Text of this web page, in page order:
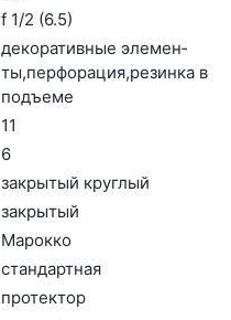
f 1/2 (6.5)
де­кора­тив­ные эле­мен­
ты,пер­фо­рация,ре­зин­ка в
подъ­еме
11
6
зак­ры­тый круг­лый
зак­ры­тый
Ма­рок­ко
стан­дарт­ная
про­тек­тор